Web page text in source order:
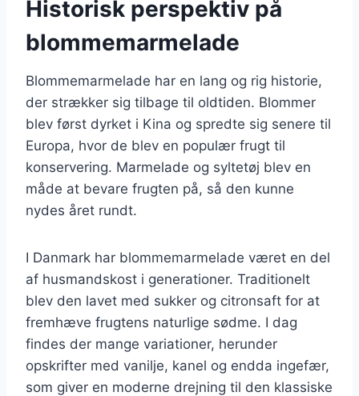
Historisk perspektiv på
blommemarmelade
Blommemarmelade har en lang og rig historie,
der strækker sig tilbage til oldtiden. Blommer
blev først dyrket i Kina og spredte sig senere til
Europa, hvor de blev en populær frugt til
konservering. Marmelade og syltetøj blev en
måde at bevare frugten på, så den kunne
nydes året rundt.
I Danmark har blommemarmelade været en del
af husmandskost i generationer. Traditionelt
blev den lavet med sukker og citronsaft for at
fremhæve frugtens naturlige sødme. I dag
findes der mange variationer, herunder
opskrifter med vanilje, kanel og endda ingefær,
som giver en moderne drejning til den klassiske